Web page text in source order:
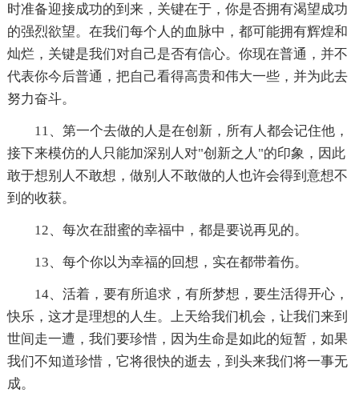
时准备迎接成功的到来，关键在于，你是否拥有渴望成功
的强烈欲望。在我们每个人的血脉中，都可能拥有辉煌和
灿烂，关键是我们对自己是否有信心。你现在普通，并不
代表你今后普通，把自己看得高贵和伟大一些，并为此去
努力奋斗。
11、第一个去做的人是在创新，所有人都会记住他，
接下来模仿的人只能加深别人对"创新之人"的印象，因此
敢于想别人不敢想，做别人不敢做的人也许会得到意想不
到的收获。
12、每次在甜蜜的幸福中，都是要说再见的。
13、每个你以为幸福的回想，实在都带着伤。
14、活着，要有所追求，有所梦想，要生活得开心，
快乐，这才是理想的人生。上天给我们机会，让我们来到
世间走一遭，我们要珍惜，因为生命是如此的短暂，如果
我们不知道珍惜，它将很快的逝去，到头来我们将一事无
成。